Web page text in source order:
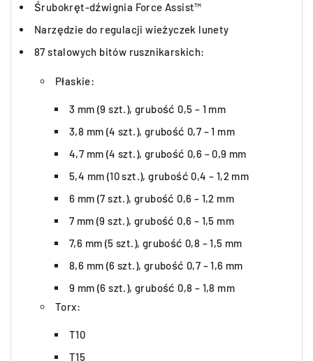
Śrubokręt-dźwignia Force Assist™
Narzędzie do regulacji wieżyczek lunety
87 stalowych bitów rusznikarskich:
Płaskie:
3 mm (9 szt.), grubość 0,5 – 1 mm
3,8 mm (4 szt.), grubość 0,7 – 1 mm
4,7 mm (4 szt.), grubość 0,6 – 0,9 mm
5,4 mm (10 szt.), grubość 0,4 – 1,2 mm
6 mm (7 szt.), grubość 0,6 – 1,2 mm
7 mm (9 szt.), grubość 0,6 – 1,5 mm
7,6 mm (5 szt.), grubość 0,8 – 1,5 mm
8,6 mm (6 szt.), grubość 0,7 – 1,6 mm
9 mm (6 szt.), grubość 0,8 – 1,8 mm
Torx:
T10
T15